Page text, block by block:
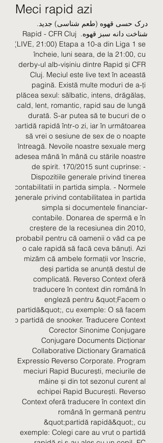
Meci rapid azi
شناخت دانه سبز قهوه. Rapid - CFR Cluj
(LIVE, 21:00) Etapa a 10-a din Liga 1 se
încheie, luni seara, de la 21:00, cu
derby-ul alb-vișiniu dintre Rapid și CFR
Cluj. Meciul este live text în această
pagină. Există multe moduri de a-ți
plăcea sexul: sălbatic, intens, drăgălaș,
cald, lent, romantic, rapid sau de lungă
durată. S-ar putea să te bucuri de o
partidă rapidă într-o zi, iar în următoarea
să vrei o sesiune de sex de o noapte
întreagă. Nevoile noastre sexuale merg
adesea mână în mână cu stările noastre
de spirit. 170/2015 sunt cuprinse: -
Dispozitiile generale privind tinerea
contabilitatii in partida simpla. - Normele
generale privind contabilitatea in partida
simpla si documentele finan­ciar-
contabile. Donarea de spermă e în
creștere de la recesiunea din 2010,
probabil pentru că oamenii o văd ca pe
o cale rapidă să facă ceva bănuți. Azi
mizăm că ambele formații vor înscrie,
deși partida se anunță destul de
complicată. Reverso Context oferă
traducere în context din română în
engleză pentru &quot;Facem o
partidă&quot;, cu exemple: O să facem
o partidă de snooker. Traducere Context
Corector Sinonime Conjugare
Conjugare Documents Dicționar
Collaborative Dictionary Gramatică
Expressio Reverso Corporate. Program
meciuri Rapid București, meciurile de
mâine și din tot sezonul curent al
echipei Rapid București. Reverso
Context oferă traducere în context din
română în germană pentru
&quot;partidă rapidă&quot;, cu
exemple: Colegi care au vrut o partidă